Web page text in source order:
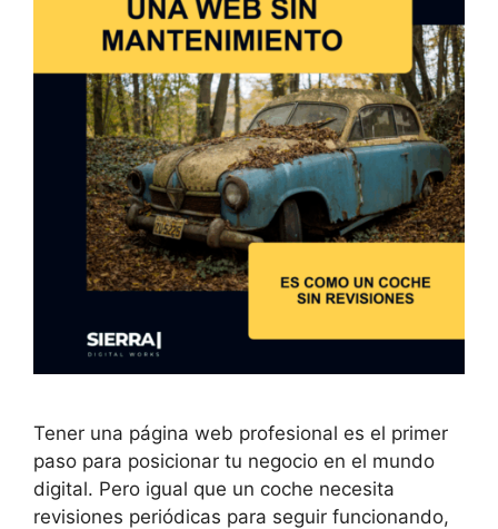
Tener una página web profesional es el primer
paso para posicionar tu negocio en el mundo
digital. Pero igual que un coche necesita
revisiones periódicas para seguir funcionando,